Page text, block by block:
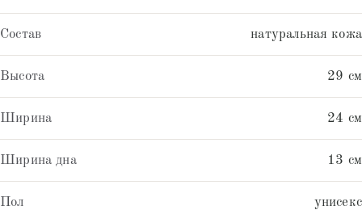
Состав натуральная кожа
Высота 29 см
Ширина 24 см
Ширина дна 13 см
Пол унисекс